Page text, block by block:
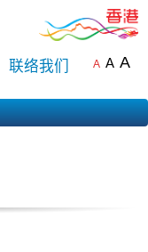
联络我们 A A A